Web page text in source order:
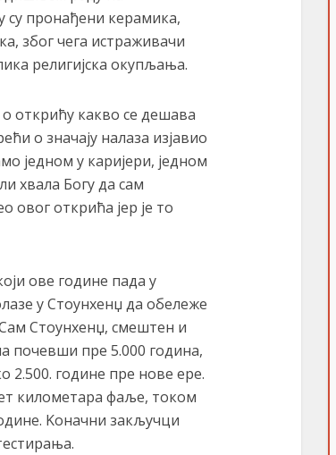
су пронађени керамика,
због чега истраживачи
религијска окупљања.
о открићу какво се дешава
о значају налаза изјавио
једном у каријери, једном
хвала Богу да сам
овог открића јер је то
ове године пада у
у Стоунхенџ да обележе
Стоунхенџ, смештен и
почевши пре 5.000 година,
2.500. године пре нове ере.
километара фаље, током
Kоначни закључци